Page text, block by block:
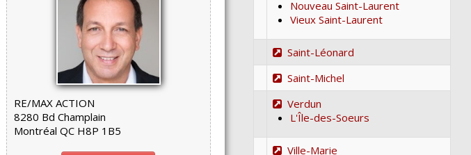
RE/MAX ACTION
8280 Bd Champlain
Montréal QC H8P 1B5
Nouveau Saint-Laurent
Vieux Saint-Laurent
Saint-Léonard
Saint-Michel
Verdun
L'Île-des-Soeurs
Ville-Marie